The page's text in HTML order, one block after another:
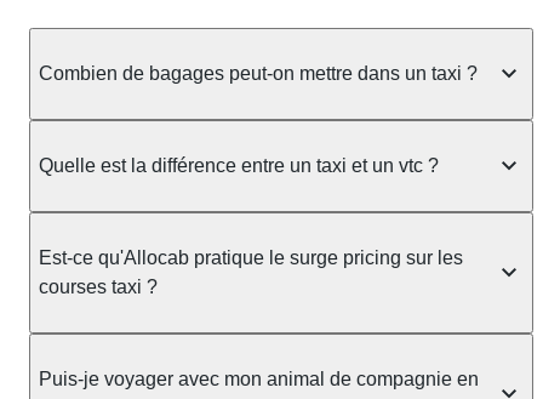
Combien de bagages peut-on mettre dans un taxi ?
taxi berline accueille en général jusqu'à 3 bagages
ou nombreux, précisez-le dans le champ "Message
au chauffeur" lors de la réservation. Le prix n'est
pas impacté par le nombre de bagages.
Quelle est la différence entre un taxi et un vtc ?
prendre en charge directement dans la rue, à une
station ou sur réservation, avec un tarif au
réservation et propose un prix fixe annoncé à
l'avance. Chez Allocab, réservez facilement votre
Est-ce qu'Allocab pratique le surge pricing sur les
courses taxi ?
réglementation préfectorale et suit un barème
Puis-je voyager avec mon animal de compagnie en